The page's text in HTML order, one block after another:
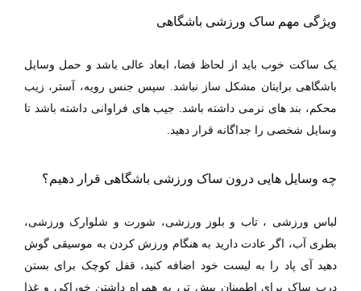
ویژگی مهم ساک ورزشی باشگاهی
یک ساکت خوب باید از لحاظ فضا، ابعاد عالی باشد و حمل وسایل
باشگاهی برایتان مشکل ساز نباشد. سپس جنس رویه، آستر، زیب
محکم، بند های نرمی داشته باشد. جیب های فراوانی داشته باشد تا
وسایل شخصی را جداگانه قرار دهید.
چه وسایل هایی درون ساک ورزشی باشگاهی قرار دهیم؟
لباس ورزشی ، تاب و بلوز ورزشی، شورت و شلوارک ورزشی،
بطری آب، اگر عادت دارید به هنگام ورزش کردن به موسیقی گوش
دهید آی پاد را به لیست خود اضافه کنید، قفل کوچک برای بستن
درب ساک برای اطمینان بیش تر، به همراه داشتن خوراکی و غذا